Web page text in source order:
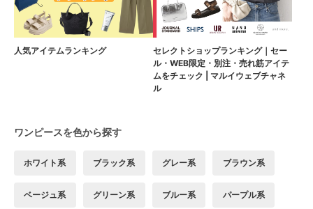
人気アイテムランキング
セレクトショップランキング｜セー
ル・WEB限定・別注・売れ筋アイテ
ムをチェック | マルイウェブチャネ
ル
ワンピースを色から探す
ホワイト系 ブラック系 グレー系 ブラウン系
ベージュ系 グリーン系 ブルー系 パープル系